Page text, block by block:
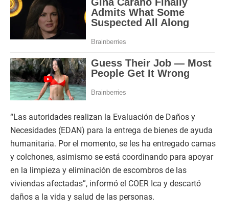
“Las autoridades realizan la Evaluación de Daños y
Necesidades (EDAN) para la entrega de bienes de ayuda
humanitaria. Por el momento, se les ha entregado camas
y colchones, asimismo se está coordinando para apoyar
en la limpieza y eliminación de escombros de las
viviendas afectadas”, informó el COER Ica y descartó
daños a la vida y salud de las personas.